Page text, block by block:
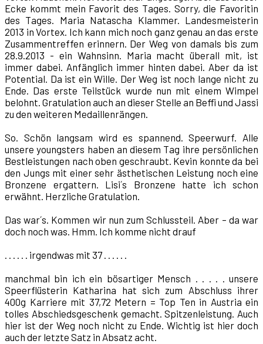
Ecke kommt mein Favorit des Tages. Sorry, die Favoritin
des Tages. Maria Natascha Klammer. Landesmeisterin
2013 in Vortex. Ich kann mich noch ganz genau an das erste
Zusammentreffen erinnern. Der Weg von damals bis zum
28.9.2013 - ein Wahnsinn. Maria macht überall mit, ist
immer dabei. Anfänglich immer hinten dabei. Aber da ist
Potential. Da ist ein Wille. Der Weg ist noch lange nicht zu
Ende. Das erste Teilstück wurde nun mit einem Wimpel
belohnt. Gratulation auch an dieser Stelle an Beffi und Jassi
zu den weiteren Medaillenrängen.
So. Schön langsam wird es spannend. Speerwurf. Alle
unsere youngsters haben an diesem Tag ihre persönlichen
Bestleistungen nach oben geschraubt. Kevin konnte da bei
den Jungs mit einer sehr ästhetischen Leistung noch eine
Bronzene ergattern. Lisi´s Bronzene hatte ich schon
erwähnt. Herzliche Gratulation.
Das war´s. Kommen wir nun zum Schlussteil. Aber – da war
doch noch was. Hmm. Ich komme nicht drauf
. . . . . . irgendwas mit 37 . . . . . .
manchmal bin ich ein bösartiger Mensch . . . . . unsere
Speerflüsterin Katharina hat sich zum Abschluss ihrer
400g Karriere mit 37,72 Metern = Top Ten in Austria ein
tolles Abschiedsgeschenk gemacht. Spitzenleistung. Auch
hier ist der Weg noch nicht zu Ende. Wichtig ist hier doch
auch der letzte Satz in Absatz acht.